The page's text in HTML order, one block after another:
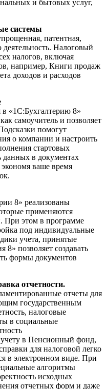
и бытовых услуг,
системы
патентная,
Налоговый
налогов, включая
например, Книги продаж
доходов и расходов
в «1С:Бухгалтерию 8»
самоучитель и позволяет
помогут
о компании и настроить
стартовых
данных в документах
экономя ваше время
8» реализованы
применяются
При этом в программе
под индивидуальные
учета, принятые
8» позволяет создавать
формы документов
отчетности.
отчеты для
государственным
налоговые
в социальные
в Пенсионный фонд,
для налоговой легко
в электронном виде. При
алгоритмы
исходных
отчетных форм и даже